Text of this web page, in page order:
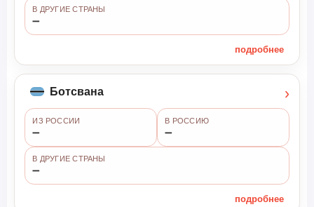
В ДРУГИЕ СТРАНЫ
➖
подробнее
Ботсвана ›
ИЗ РОССИИ
➖
В РОССИЮ
➖
В ДРУГИЕ СТРАНЫ
➖
подробнее